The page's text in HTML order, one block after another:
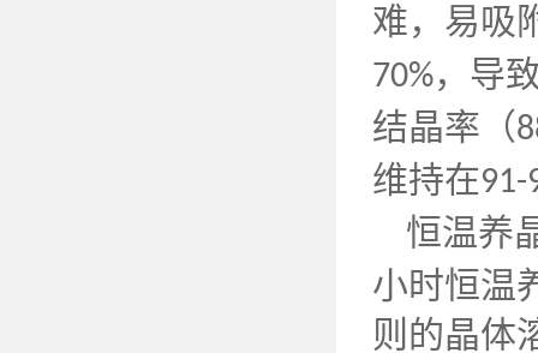
难，易吸
70%，导
结晶率（
维持在91-
恒温养
小时恒温
则的晶体